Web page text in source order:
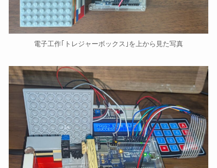
電子工作｢トレジャーボックス｣を上から見た写真